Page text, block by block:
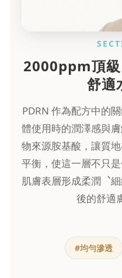
2000ppm頂
舒適
PDRN 作為配方中的
體使用時的潤澤感與
物來源胺基酸，讓質
平衡，使這一層不只
肌膚表層形成柔潤︑
後的舒適
#均勻滲透